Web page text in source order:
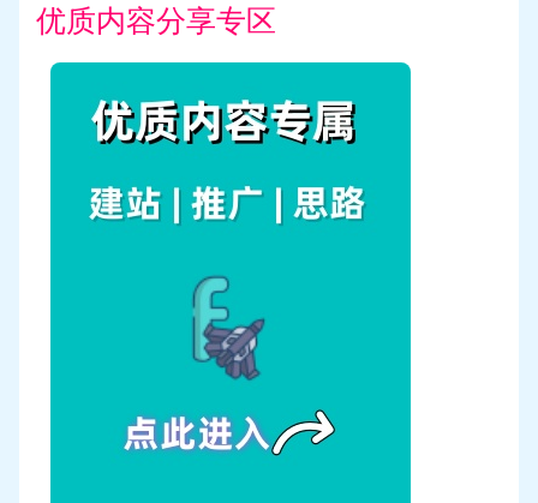
优质内容分享专区